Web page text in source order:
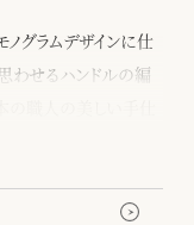
グラムデザインに仕
わせるハンドルの編